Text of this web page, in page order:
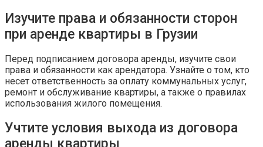
Изучите права и обязанности сторон
при аренде квартиры в Грузии
Перед подписанием договора аренды, изучите свои
права и обязанности как арендатора. Узнайте о том, кто
несет ответственность за оплату коммунальных услуг,
ремонт и обслуживание квартиры, а также о правилах
использования жилого помещения.
Учтите условия выхода из договора